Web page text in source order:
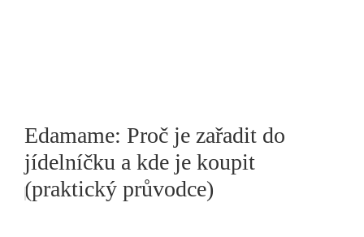
Edamame: Proč je zařadit do
jídelníčku a kde je koupit
(praktický průvodce)